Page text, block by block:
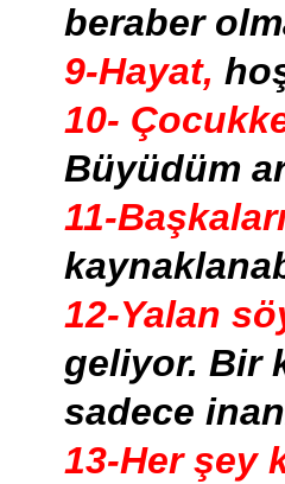
beraber
9-Hayat,
10-
Büyüdüm
11-
12-Yalan
geliyor. Bir
sadece
13-Her şey